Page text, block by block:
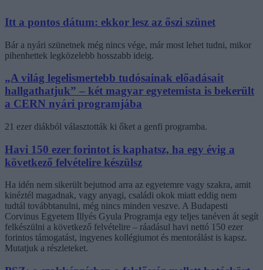
Itt a pontos dátum: ekkor lesz az őszi szünet
Bár a nyári szünetnek még nincs vége, már most lehet tudni, mikor
pihenhettek legközelebb hosszabb ideig.
„A világ legelismertebb tudósainak előadásait
hallgathatjuk” – két magyar egyetemista is bekerült
a CERN nyári programjába
21 ezer diákból választották ki őket a genfi programba.
Havi 150 ezer forintot is kaphatsz, ha egy évig a
következő felvételire készülsz
Ha idén nem sikerült bejutnod arra az egyetemre vagy szakra, amit
kinéztél magadnak, vagy anyagi, családi okok miatt eddig nem
tudtál továbbtanulni, még nincs minden veszve. A Budapesti
Corvinus Egyetem Illyés Gyula Programja egy teljes tanéven át segít
felkészülni a következő felvételire – ráadásul havi nettó 150 ezer
forintos támogatást, ingyenes kollégiumot és mentorálást is kapsz.
Mutatjuk a részleteket.